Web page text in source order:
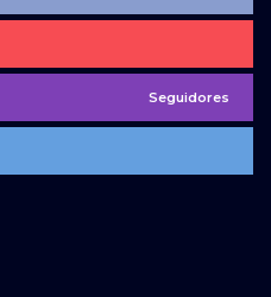
Seguidores